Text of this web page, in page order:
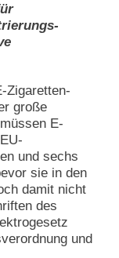
Zigaretten-
große
E-
und sechs
sie in den
damit nicht
des
und